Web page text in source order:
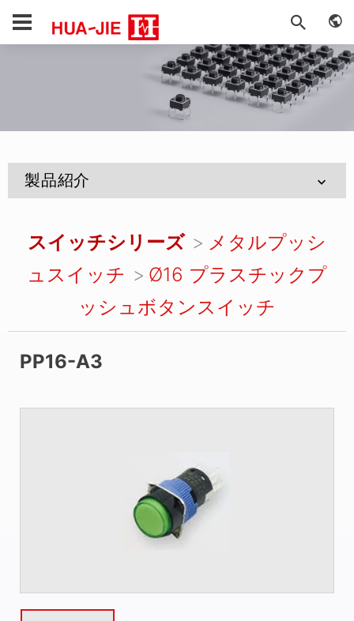
製品紹介
スイッチシリーズ
メタルプッシ
ュスイッチ
Ø16 プラスチックプ
ッシュボタンスイッチ
PP16-A3